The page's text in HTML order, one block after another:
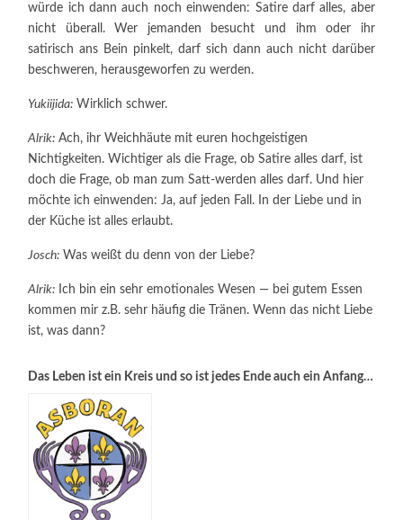
würde ich dann auch noch einwenden: Satire darf alles, aber
nicht überall. Wer jemanden besucht und ihm oder ihr
satirisch ans Bein pinkelt, darf sich dann auch nicht darüber
beschweren, herausgeworfen zu werden.
Yukiijida: Wirklich schwer.
Alrik: Ach, ihr Weichhäute mit euren hochgeistigen
Nichtigkeiten. Wichtiger als die Frage, ob Satire alles darf, ist
doch die Frage, ob man zum Satt-werden alles darf. Und hier
möchte ich einwenden: Ja, auf jeden Fall. In der Liebe und in
der Küche ist alles erlaubt.
Josch: Was weißt du denn von der Liebe?
Alrik: Ich bin ein sehr emotionales Wesen — bei gutem Essen
kommen mir z.B. sehr häufig die Tränen. Wenn das nicht Liebe
ist, was dann?
Das Leben ist ein Kreis und so ist jedes Ende auch ein Anfang…